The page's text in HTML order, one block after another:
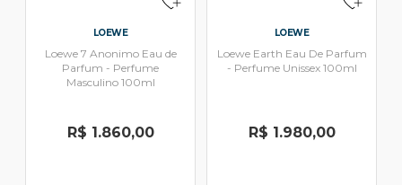
LOEWE
Loewe 7 Anonimo Eau de
Parfum - Perfume
Masculino 100ml
R$ 1.860,00
LOEWE
Loewe Earth Eau De Parfum
- Perfume Unissex 100ml
R$ 1.980,00